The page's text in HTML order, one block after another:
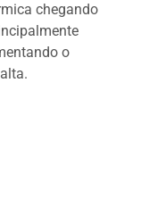
chegando
o